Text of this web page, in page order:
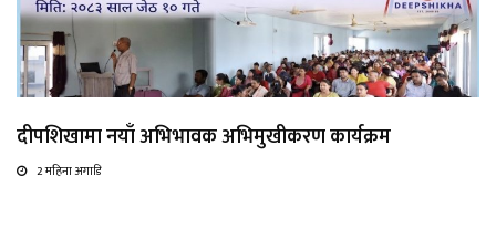
दीपशिखामा नयाँ अभिभावक अभिमुखीकरण कार्यक्रम
2 महिना अगाडि